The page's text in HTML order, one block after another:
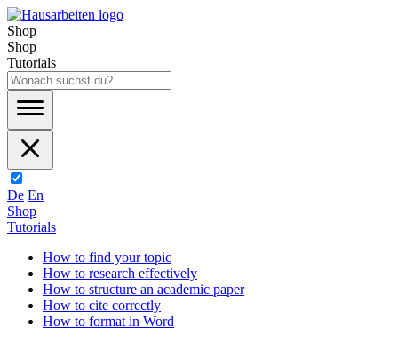
Shop
Shop
Tutorials
De En
Shop
Tutorials
How to find your topic
How to research effectively
How to structure an academic paper
How to cite correctly
How to format in Word